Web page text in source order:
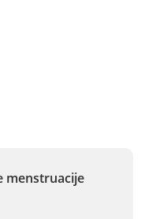
menstruacije